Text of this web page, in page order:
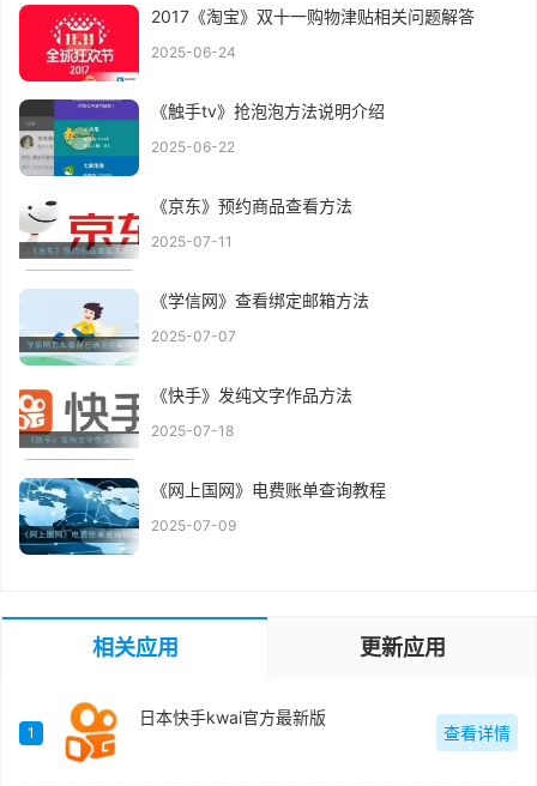
2017《淘宝》双十一购物津贴相关问题解答
2025-06-24
《触手tv》抢泡泡方法说明介绍
2025-06-22
《京东》预约商品查看方法
2025-07-11
《学信网》查看绑定邮箱方法
2025-07-07
《快手》发纯文字作品方法
2025-07-18
《网上国网》电费账单查询教程
2025-07-09
相关应用 更新应用
1
日本快手kwai官方最新版
查看详情